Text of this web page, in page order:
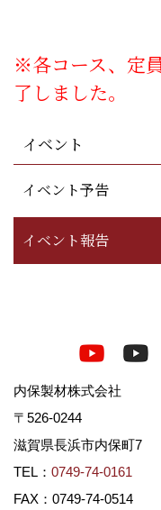
※各コース、定
了しました。
イベント
イベント予告
イベント報告
内保製材株式会社
〒526-0244
滋賀県長浜市内保町7
TEL： 0749-74-0161
FAX：0749-74-0514